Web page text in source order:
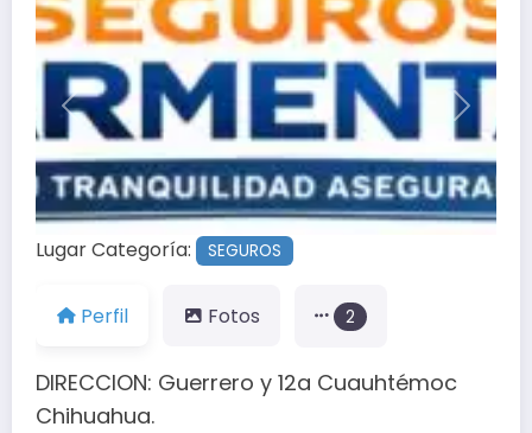
Anterior
Lugar Categoría: SEGUROS
Perfil Fotos 2
DIRECCION: Guerrero y 12a Cuauhtémoc
Chihuahua.